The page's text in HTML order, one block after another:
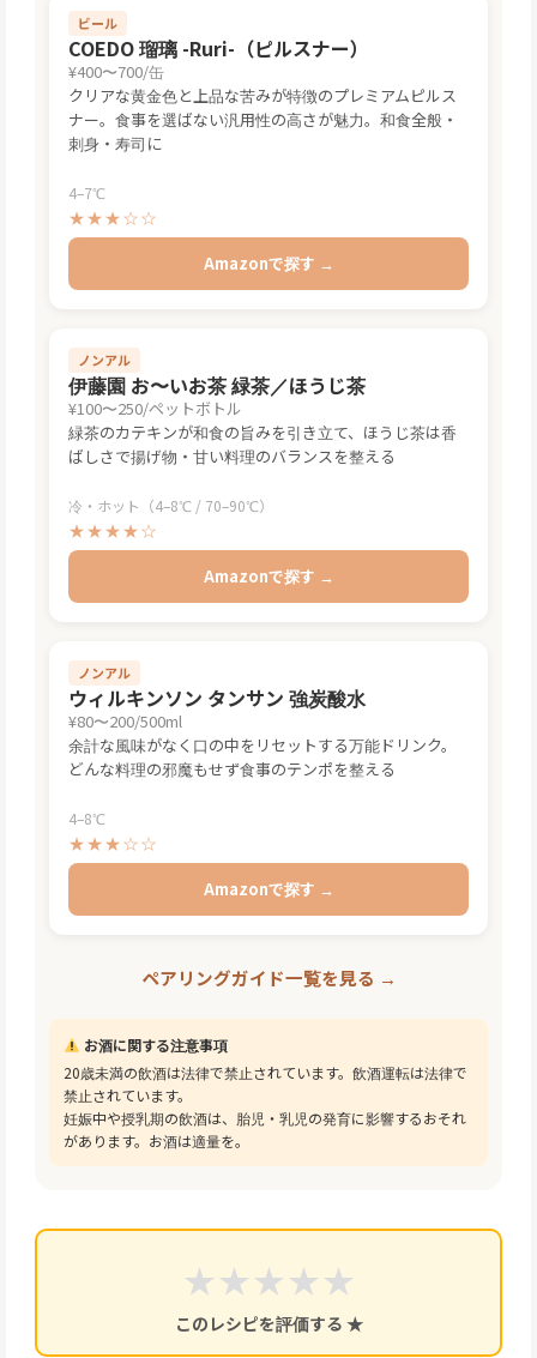
ビール
COEDO 瑠璃 -Ruri-（ピルスナー）
¥400〜700/缶
クリアな黄金色と上品な苦みが特徴のプレミアムピルス
ナー。食事を選ばない汎用性の高さが魅力。和食全般・
刺身・寿司に
4–7℃
★★★☆☆
Amazonで探す →
ノンアル
伊藤園 お〜いお茶 緑茶／ほうじ茶
¥100〜250/ペットボトル
緑茶のカテキンが和食の旨みを引き立て、ほうじ茶は香
ばしさで揚げ物・甘い料理のバランスを整える
冷・ホット（4–8℃ / 70–90℃）
★★★★☆
Amazonで探す →
ノンアル
ウィルキンソン タンサン 強炭酸水
¥80〜200/500ml
余計な風味がなく口の中をリセットする万能ドリンク。
どんな料理の邪魔もせず食事のテンポを整える
4–8℃
★★★☆☆
Amazonで探す →
ペアリングガイド一覧を見る →
お酒に関する注意事項
20歳未満の飲酒は法律で禁止されています。飲酒運転は法律で
禁止されています。
妊娠中や授乳期の飲酒は、胎児・乳児の発育に影響するおそれ
があります。お酒は適量を。
★
★
★
★
★
このレシピを評価する ★